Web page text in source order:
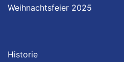
Weihnachtsfeier 2025
Historie